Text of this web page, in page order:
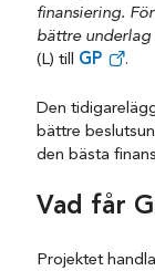
finansiering.
bättre
(L) till GP .
Den
bättre
den bästa
Vad får
Projektet